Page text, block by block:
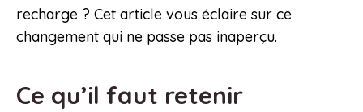
recharge ? Cet article vous éclaire sur ce
changement qui ne passe pas inaperçu.
Ce qu’il faut retenir